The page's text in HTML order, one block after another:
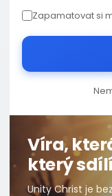
Zapamatovat si
Víra,
který
Unity Christ je